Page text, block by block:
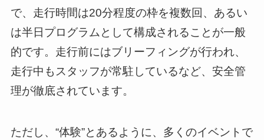
で、走行時間は20分程度の枠を複数回、あるい
は半日プログラムとして構成されることが一般
的です。走行前にはブリーフィングが行われ、
走行中もスタッフが常駐しているなど、安全管
理が徹底されています。
ただし、“体験”とあるように、多くのイベントで